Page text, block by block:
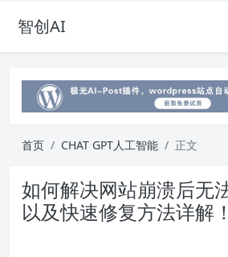
智创AI
首页 CHAT GPT人工智能 正文
如何解决网站崩溃后无
以及快速修复方法详解！